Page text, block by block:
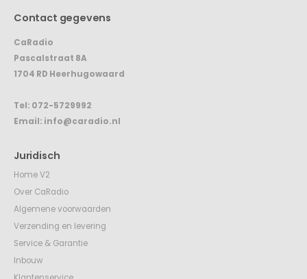
Contact gegevens
CaRadio
Pascalstraat 8A
1704 RD Heerhugowaard
Tel: 072-5729992
Email: info@caradio.nl
Juridisch
Home V2
Over CaRadio
Algemene voorwaarden
Verzending en levering
Service & Garantie
Inbouw